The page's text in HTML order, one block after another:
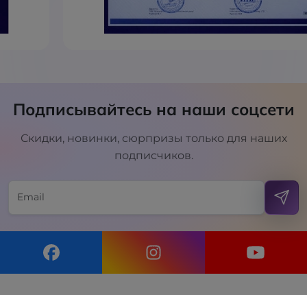
Подписывайтесь на наши соцсети
Скидки, новинки, сюрпризы только для наших
подписчиков.